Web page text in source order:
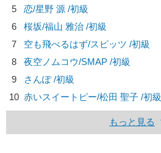
5
恋/星野 源 /初級
6
桜坂/福山 雅治 /初級
7
空も飛べるはず/スピッツ /初級
8
夜空ノムコウ/SMAP /初級
9
さんぽ /初級
10 赤いスイートピー/松田 聖子 /初級
もっと見る